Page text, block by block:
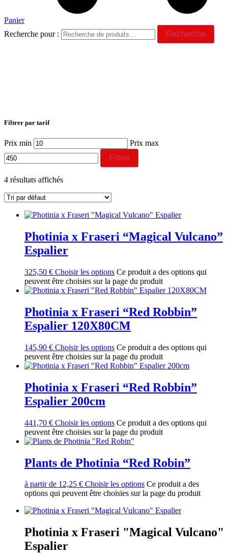
Panier
Recherche pour :
Recherche
Filtrer par tarif
Prix min
Prix max
Filtrer
4 résultats affichés
Photinia x Fraseri “Magical Vulcano”
Espalier
325,50 € Choisir les options Ce produit a des options qui
peuvent être choisies sur la page du produit
Photinia x Fraseri “Red Robbin”
Espalier 120X80CM
145,90 € Choisir les options Ce produit a des options qui
peuvent être choisies sur la page du produit
Photinia x Fraseri “Red Robbin”
Espalier 200cm
441,70 € Choisir les options Ce produit a des options qui
peuvent être choisies sur la page du produit
Plants de Photinia “Red Robin”
à partir de 12,25 € Choisir les options Ce produit a des
options qui peuvent être choisies sur la page du produit
Photinia x Fraseri "Magical Vulcano"
Espalier